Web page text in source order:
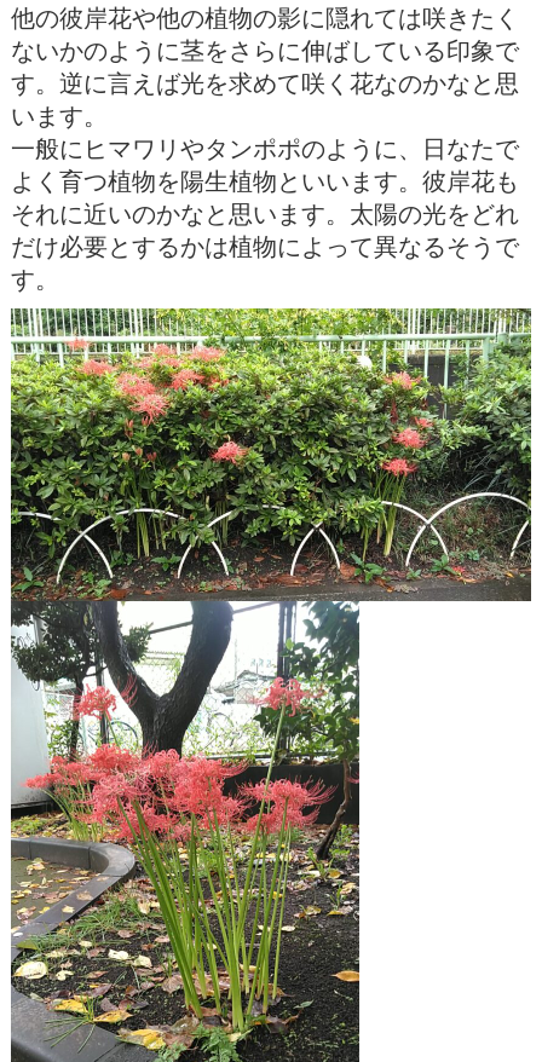
他の彼岸花や他の植物の影に隠れては咲きたく
ないかのように茎をさらに伸ばしている印象で
す。逆に言えば光を求めて咲く花なのかなと思
います。
一般にヒマワリやタンポポのように、日なたで
よく育つ植物を陽生植物といいます。彼岸花も
それに近いのかなと思います。太陽の光をどれ
だけ必要とするかは植物によって異なるそうで
す。